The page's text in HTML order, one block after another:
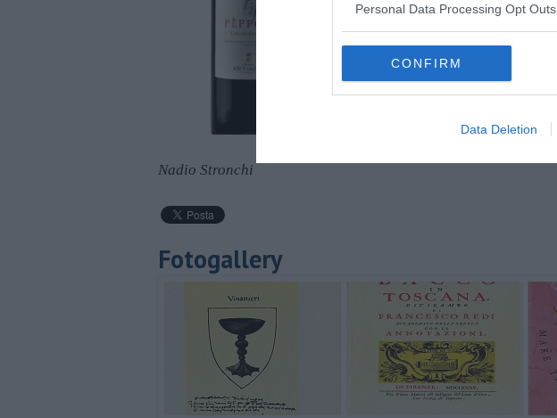
Personal Data Processing Opt Outs
CONFIRM
Data Deletion
Nadio Stronchi
Fotogallery